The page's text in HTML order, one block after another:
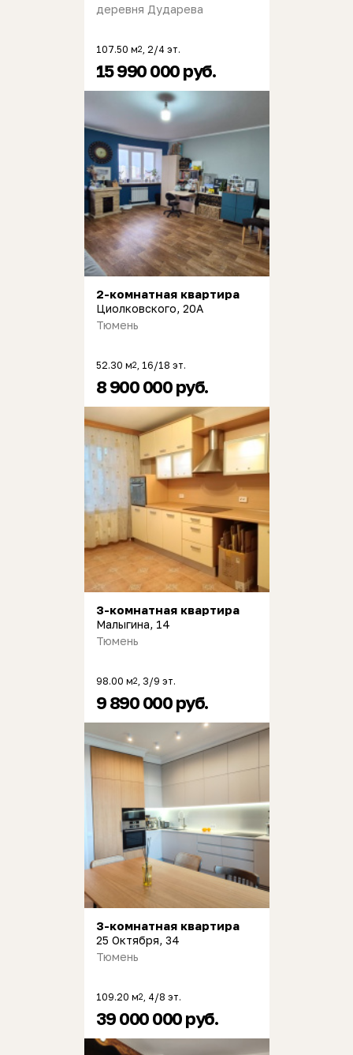
деревня Дударева
107.50 м2 , 2/4 эт.
15 990 000 руб.
2-комнатная квартира
Циолковского, 20А
Тюмень
52.30 м2 , 16/18 эт.
8 900 000 руб.
3-комнатная квартира
Малыгина, 14
Тюмень
98.00 м2 , 3/9 эт.
9 890 000 руб.
3-комнатная квартира
25 Октября, 34
Тюмень
109.20 м2 , 4/8 эт.
39 000 000 руб.